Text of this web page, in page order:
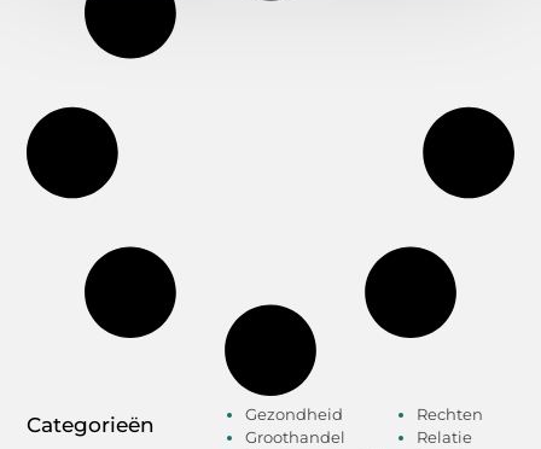
Categorieën
Gezondheid
Groothandel
Rechten
Relatie